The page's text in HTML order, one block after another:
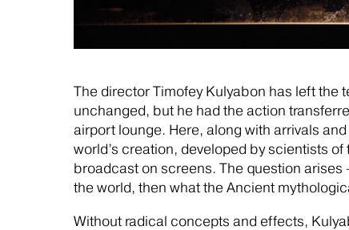
The director Timofey Kulyabon has left the
unchanged, but he had the action
airport lounge. Here, along with arrivals
world’s creation, developed by scientists
broadcast on screens. The question arises
the world, then what the Ancient
Without radical concepts and effects,